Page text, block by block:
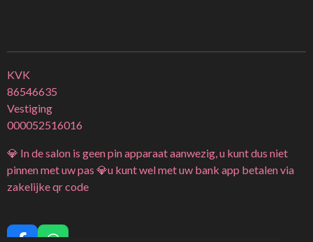
KVK
86546635
Vestiging
000052516016
💎 In de salon is geen pin apparaat aanwezig, u kunt dus niet
pinnen met uw pas 💎u kunt wel met uw bank app betalen via
zakelijke qr code